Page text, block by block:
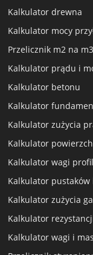
Kalkulator drewna
Kalkulator mocy
Przelicznik m2 na m3
Kalkulator prądu i
Kalkulator betonu
Kalkulator
Kalkulator zużycia
Kalkulator
Kalkulator wagi
Kalkulator pustaków
Kalkulator zużycia
Kalkulator
Kalkulator wagi i